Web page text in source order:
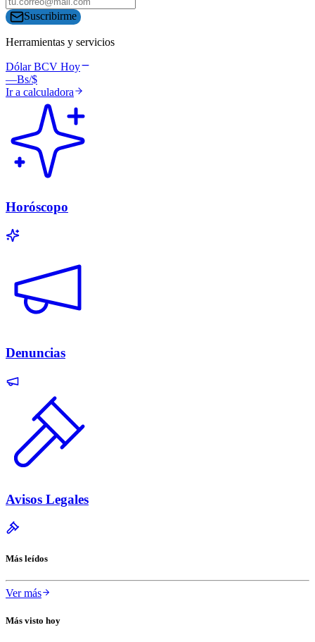
Suscribirme
Herramientas y servicios
Dólar BCV Hoy
—Bs/$
Ir a calculadora
Horóscopo
Denuncias
Avisos Legales
Más leídos
Ver más
Más visto hoy